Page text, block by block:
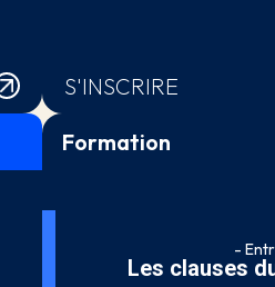
S'INSCRIRE
Formation
-
Les clauses